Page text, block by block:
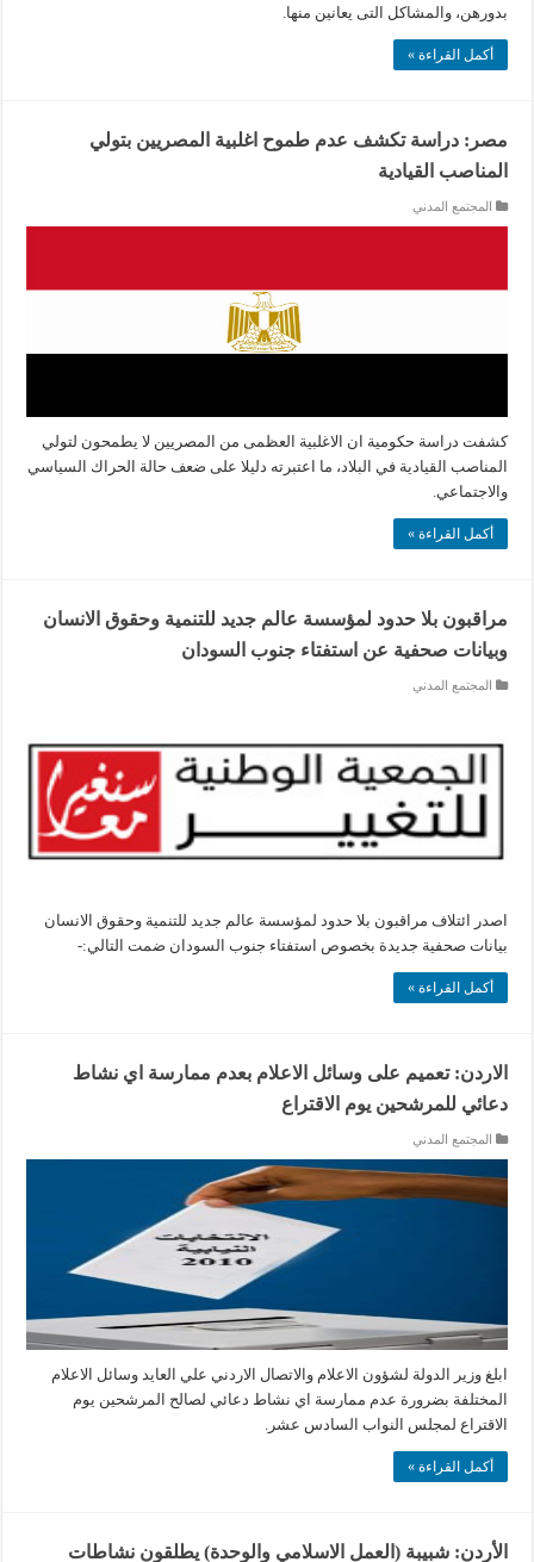
بدورهن، والمشاكل التى يعانين منها.
أكمل القراءة »
مصر: دراسة تكشف عدم طموح اغلبية المصريين بتولي
المناصب القيادية
المجتمع المدني
كشفت دراسة حكومية ان الاغلبية العظمى من المصريين لا يطمحون لتولي
المناصب القيادية في البلاد، ما اعتبرته دليلا على ضعف حالة الحراك السياسي
والاجتماعي.
أكمل القراءة »
مراقبون بلا حدود لمؤسسة عالم جديد للتنمية وحقوق الانسان
وبيانات صحفية عن استفتاء جنوب السودان
المجتمع المدني
اصدر ائتلاف مراقبون بلا حدود لمؤسسة عالم جديد للتنمية وحقوق الانسان
بيانات صحفية جديدة بخصوص استفتاء جنوب السودان ضمت التالي:-
أكمل القراءة »
الاردن: تعميم على وسائل الاعلام بعدم ممارسة اي نشاط
دعائي للمرشحين يوم الاقتراع
المجتمع المدني
ابلغ وزير الدولة لشؤون الاعلام والاتصال الاردني علي العايد وسائل الاعلام
المختلفة بضرورة عدم ممارسة اي نشاط دعائي لصالح المرشحين يوم
الاقتراع لمجلس النواب السادس عشر.
أكمل القراءة »
الأردن: شبيبة (العمل الاسلامي والوحدة) يطلقون نشاطات